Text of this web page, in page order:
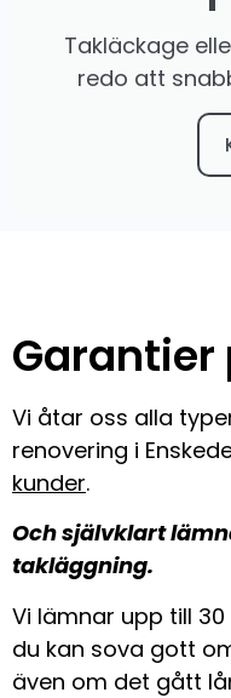
Takläckage
redo att
Vi åtar oss alla
renovering i
kunder.
Och självklart
takläggning.
Vi lämnar upp till
du kan sova gott
även om det gått